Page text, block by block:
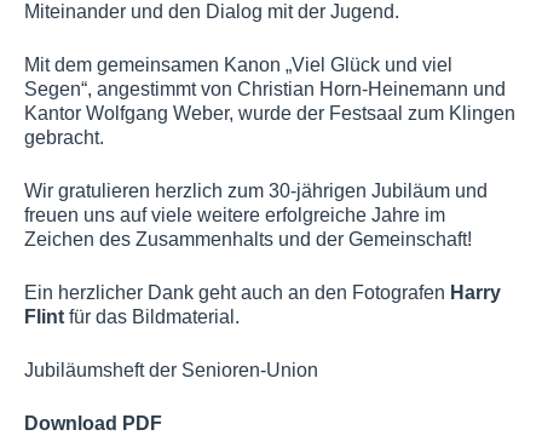
Miteinander und den Dialog mit der Jugend.
Mit dem gemeinsamen Kanon „Viel Glück und viel
Segen“, angestimmt von Christian Horn-Heinemann und
Kantor Wolfgang Weber, wurde der Festsaal zum Klingen
gebracht.
Wir gratulieren herzlich zum 30-jährigen Jubiläum und
freuen uns auf viele weitere erfolgreiche Jahre im
Zeichen des Zusammenhalts und der Gemeinschaft!
Ein herzlicher Dank geht auch an den Fotografen Harry
Flint für das Bildmaterial.
Jubiläumsheft der Senioren-Union
Download PDF